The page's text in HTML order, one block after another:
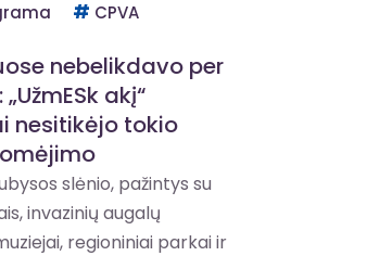
CPVA
nebelikdavo per
akį“
nesitikėjo tokio
slėnio, pažintys su
invazinių augalų
regioniniai parkai ir